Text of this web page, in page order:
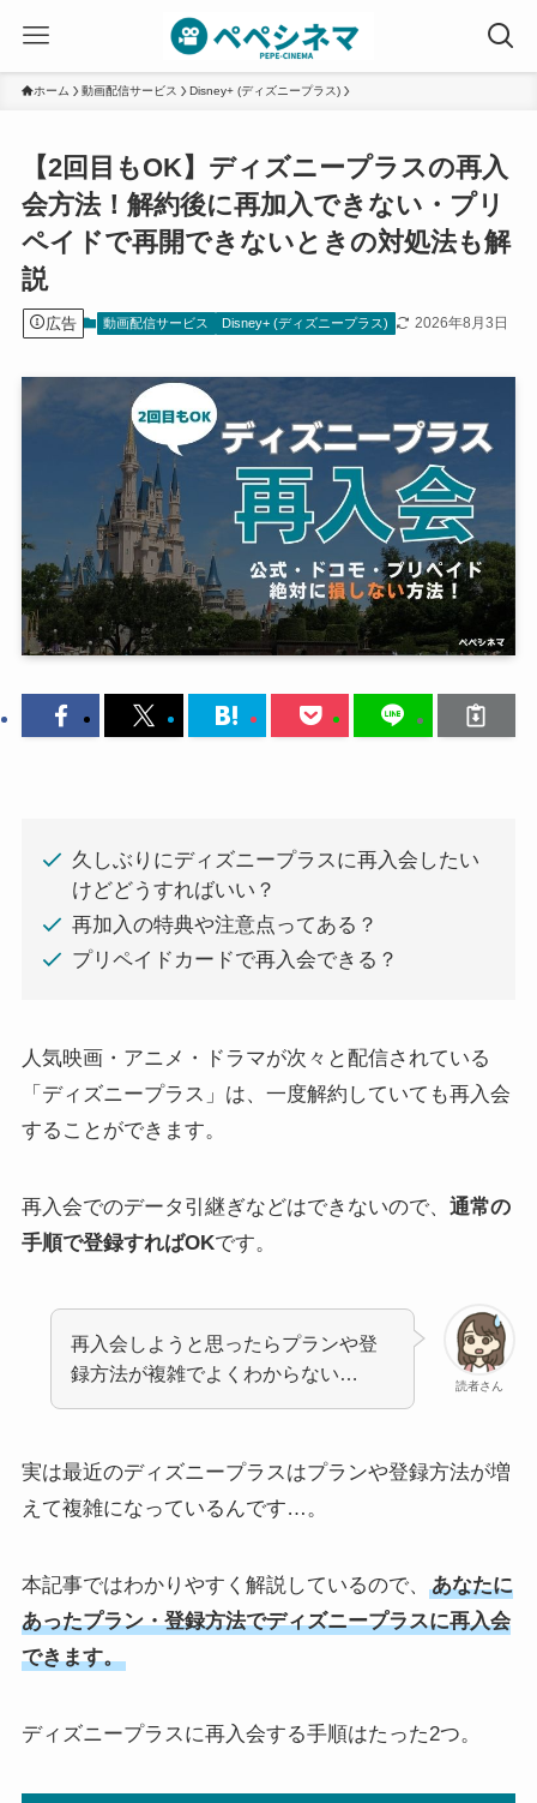
ホーム 動画配信サービス Disney+ (ディズニープラス)
【2回目もOK】ディズニープラスの再入
会方法！解約後に再加入できない・プリ
ペイドで再開できないときの対処法も解
説
広告 動画配信サービス Disney+ (ディズニープラス) 2026年8月3日
久しぶりにディズニープラスに再入会したい
けどどうすればいい？
再加入の特典や注意点ってある？
プリペイドカードで再入会できる？
人気映画・アニメ・ドラマが次々と配信されている
「ディズニープラス」は、一度解約していても再入会
することができます。
再入会でのデータ引継ぎなどはできないので、 通常の
手順で登録すればOKです。
読者さん
再入会しようと思ったらプランや登
録方法が複雑でよくわからない…
実は最近のディズニープラスはプランや登録方法が増
えて複雑になっているんです…。
本記事ではわかりやすく解説しているので、
あなたに
あったプラン・登録方法でディズニープラスに再入会
できます。
ディズニープラスに再入会する手順はたった2つ。